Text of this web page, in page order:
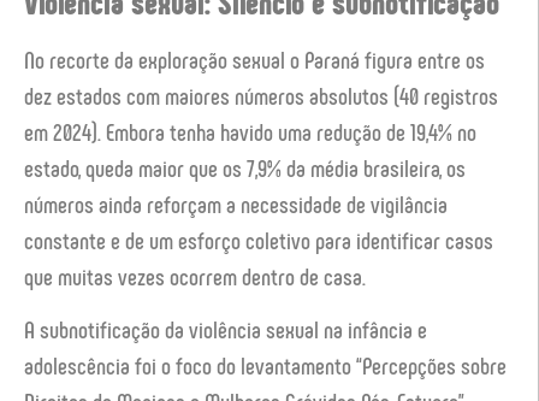
No recorte da exploração sexual o Paraná figura entre os
dez estados com maiores números absolutos (40 registros
em 2024). Embora tenha havido uma redução de 19,4% no
estado, queda maior que os 7,9% da média brasileira, os
números ainda reforçam a necessidade de vigilância
constante e de um esforço coletivo para identificar casos
que muitas vezes ocorrem dentro de casa.
A subnotificação da violência sexual na infância e
adolescência foi o foco do levantamento “Percepções sobre